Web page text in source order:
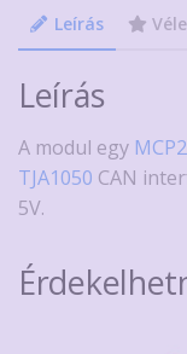
mennyiség
Leírás
Leírás
A modul egy
TJA1050 CAN
5V.